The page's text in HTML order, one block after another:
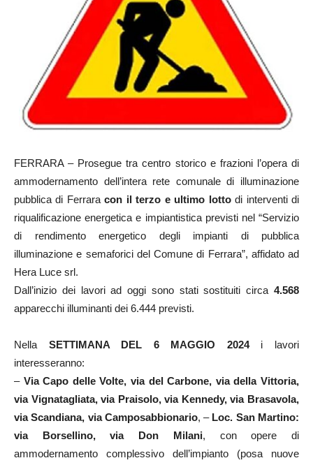
FERRARA – Prosegue tra centro storico e frazioni l’opera di
ammodernamento dell’intera rete comunale di illuminazione
pubblica di Ferraracon il terzo e ultimo lottodi interventi di
riqualificazione energetica e impiantistica previsti nel “Servizio
di rendimento energetico degli impianti di pubblica
illuminazione e semaforici del Comune di Ferrara”, affidato ad
Hera Luce srl.
Dall’inizio dei lavori ad oggi sono stati sostituiti circa 4.568
apparecchi illuminanti dei 6.444 previsti.
Nella SETTIMANA DEL 6 MAGGIO 2024i lavori
interesseranno:
– Via Capo delle Volte, via del Carbone, via della Vittoria,
via Vignatagliata, via Praisolo, via Kennedy, via Brasavola,
via Scandiana, via Camposabbionario, – Loc. San Martino:
via Borsellino, via Don Milani, con opere di
ammodernamento complessivo dell’impianto (posa nuove